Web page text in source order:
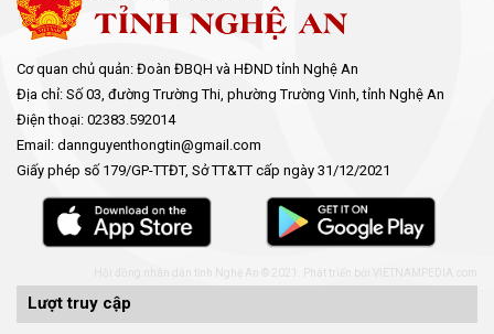
Cơ quan chủ quản: Đoàn ĐBQH và HĐND tỉnh Nghệ An
Địa chỉ: Số 03, đường Trường Thi, phường Trường Vinh, tỉnh Nghệ An
Điện thoại: 02383.592014
Email: dannguyenthongtin@gmail.com
Giấy phép số 179/GP-TTĐT, Sở TT&TT cấp ngày 31/12/2021
Hội đồng nhân dân tỉnh Nghệ An © 2021. Phát triển bởi
Lượt truy cập